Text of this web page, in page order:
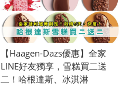
【Haagen-Dazs優惠】全家
LINE好友獨享，雪糕買二送
二！哈根達斯、冰淇淋